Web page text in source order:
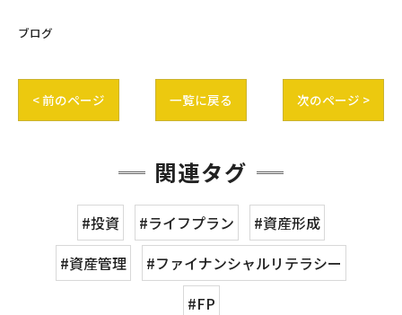
ブログ
< 前のページ 一覧に戻る 次のページ >
関連タグ
#投資 #ライフプラン
#資産形成
#資産管理
#ファイナンシャルリテラシー
#FP